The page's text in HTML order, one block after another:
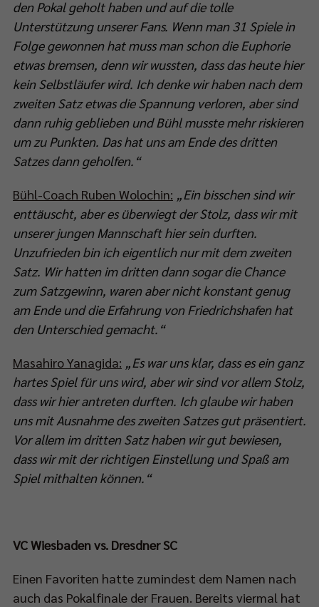
den Pokal geholt haben und auf die tolle
Unterstützung unserer Fans. Wenn man 31 Spiele in
Folge gewonnen hat muss man schon die Euphorie
etwas bremsen, denn wir wussten, dass das heute hier
kein Selbstläufer wird. Ich denke wir haben nach dem
zweiten Satz etwas die Spannung verloren, aber sind
dann ruhig geblieben und Bühl musste mehr riskieren
um zu Punkten. Das hat uns am Ende des dritten
Satzes dann geholfen.“
Bühl-Coach Ruben Wolochin: „Ein bisschen sind wir
enttäuscht, aber es überwiegt der Stolz, dass wir mit
unserer jungen Mannschaft hier sein durften.
Unzufrieden bin ich eigentlich nur mit dem zweiten
Satz. Wir hatten im dritten dann sogar die Chance
zum Satzgewinn, waren aber nicht konstant genug
am Ende und die Erfahrung von Friedrichshafen hat
den Unterschied gemacht.“
Masahiro Yanagida: „Es war uns klar, dass es ein ganz
hartes Spiel für uns wird, aber wir sind vor allem Stolz,
dass wir hier antreten durften. Ich glaube wir haben
uns mit Ausnahme des zweiten Satzes gut präsentiert.
Vor allem im dritten Satz haben wir gut bewiesen,
dass wir mit der richtigen Einstellung und Spaß am
Spiel mithalten können.“
VC Wiesbaden vs. Dresdner SC
Einen Favoriten hatte zumindest dem Namen nach
auch das Pokalfinale der Frauen. Bereits viermal hat